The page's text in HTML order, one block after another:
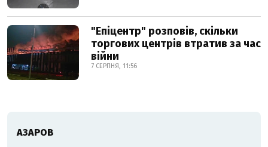
"Епіцентр" розповів, скільки
торгових центрів втратив за час
війни
7 СЕРПНЯ, 11:56
АЗАРОВ